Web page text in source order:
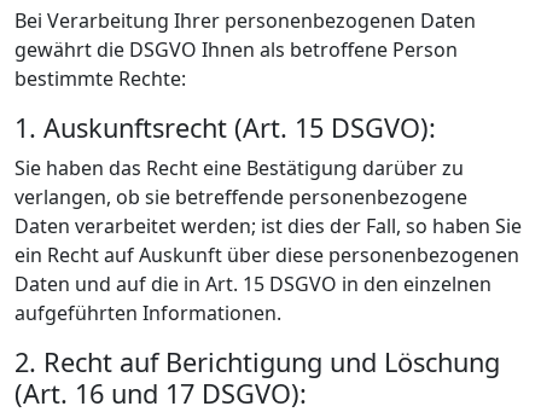
Bei Verarbeitung Ihrer personenbezogenen Daten
gewährt die DSGVO Ihnen als betroffene Person
bestimmte Rechte:
1. Auskunftsrecht (Art. 15 DSGVO):
Sie haben das Recht eine Bestätigung darüber zu
verlangen, ob sie betreffende personenbezogene
Daten verarbeitet werden; ist dies der Fall, so haben Sie
ein Recht auf Auskunft über diese personenbezogenen
Daten und auf die in Art. 15 DSGVO in den einzelnen
aufgeführten Informationen.
2. Recht auf Berichtigung und Löschung
(Art. 16 und 17 DSGVO):